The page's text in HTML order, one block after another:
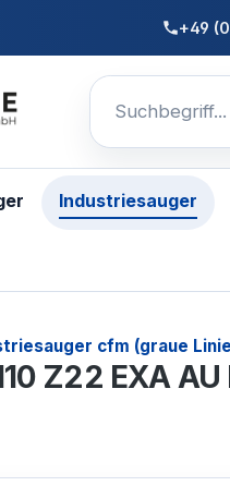
+49
Industriesauger
cfm (graue
Z22 EXA AU